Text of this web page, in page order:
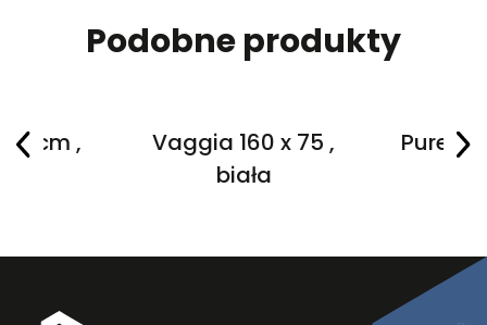
Podobne produkty
cm ,
Vaggia 160 x 75 ,
biała
Purea